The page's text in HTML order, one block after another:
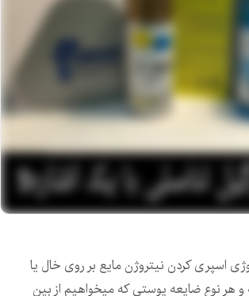
اسپری کردن نیتروژن مایع بر روی خال یا
هر نوع ضایعه پوستی که میخواهیم از بین